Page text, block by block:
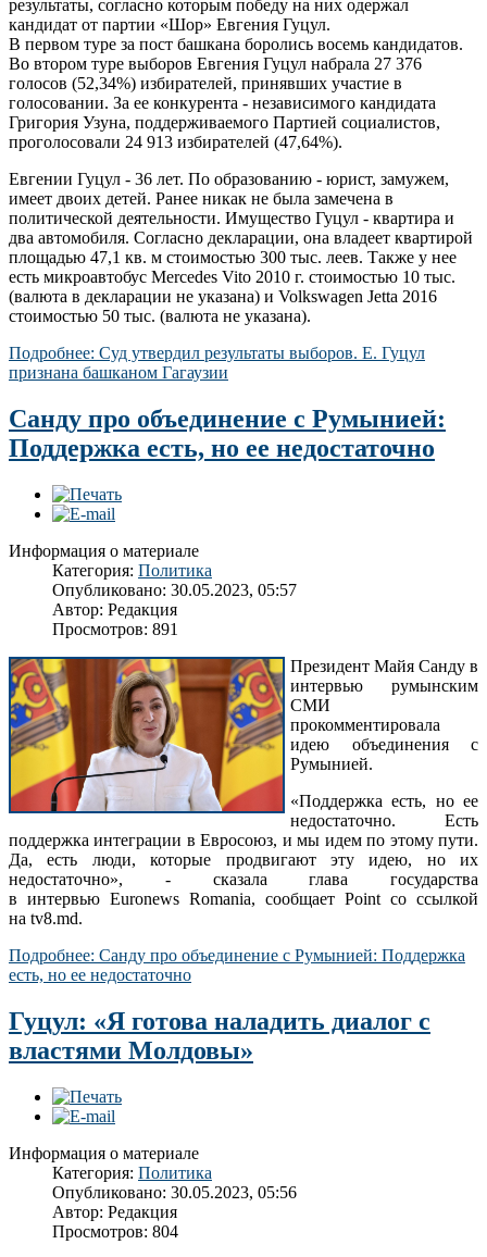
результаты, согласно которым победу на них одержал
кандидат от партии «Шор» Евгения Гуцул.
В первом туре за пост башкана боролись восемь кандидатов.
Во втором туре выборов Евгения Гуцул набрала 27 376
голосов (52,34%) избирателей, принявших участие в
голосовании. За ее конкурента - независимого кандидата
Григория Узуна, поддерживаемого Партией социалистов,
проголосовали 24 913 избирателей (47,64%).
Евгении Гуцул - 36 лет. По образованию - юрист, замужем,
имеет двоих детей. Ранее никак не была замечена в
политической деятельности. Имущество Гуцул - квартира и
два автомобиля. Согласно декларации, она владеет квартирой
площадью 47,1 кв. м стоимостью 300 тыс. леев. Также у нее
есть микроавтобус Mercedes Vito 2010 г. стоимостью 10 тыс.
(валюта в декларации не указана) и Volkswagen Jetta 2016
стоимостью 50 тыс. (валюта не указана).
Подробнее: Суд утвердил результаты выборов. Е. Гуцул
признана башканом Гагаузии
Санду про объединение с Румынией:
Поддержка есть, но ее недостаточно
Информация о материале
Категория: Политика
Опубликовано: 30.05.2023, 05:57
Автор: Редакция
Просмотров: 891
Президент Майя Санду в
интервью румынским
СМИ
прокомментировала
идею объединения с
Румынией.
«Поддержка есть, но ее
недостаточно. Есть
поддержка интеграции в Евросоюз, и мы идем по этому пути.
Да, есть люди, которые продвигают эту идею, но их
недостаточно», - сказала глава государства
в интервью Euronews Romania, сообщает Point со ссылкой
на tv8.md.
Подробнее: Санду про объединение с Румынией: Поддержка
есть, но ее недостаточно
Гуцул: «Я готова наладить диалог с
властями Молдовы»
Информация о материале
Категория: Политика
Опубликовано: 30.05.2023, 05:56
Автор: Редакция
Просмотров: 804